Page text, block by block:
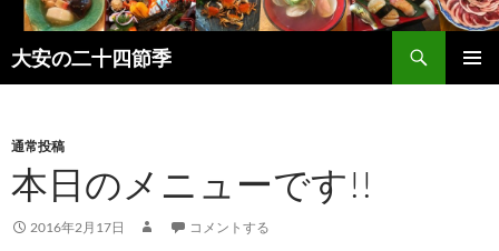
大安の二十四節季
検
索
ン
へ
キ
通常投稿
本日のメニューです!!
2016年2月17日 コメントする